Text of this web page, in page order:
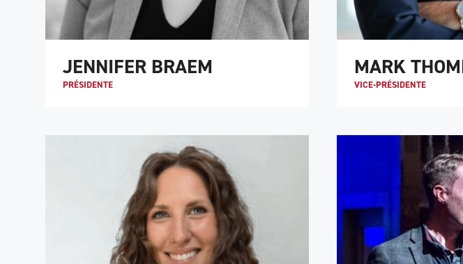
JENNIFER BRAEM
PRÉSIDENTE
MARK
VICE-PRÉSIDENTE